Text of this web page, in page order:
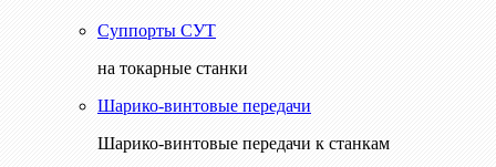
Суппорты СУТ
на токарные станки
Шарико-винтовые передачи
Шарико-винтовые передачи к станкам